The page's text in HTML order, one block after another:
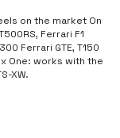
on the market On
Ferrari F1
Ferrari GTE, T150
One: works with the
XW.